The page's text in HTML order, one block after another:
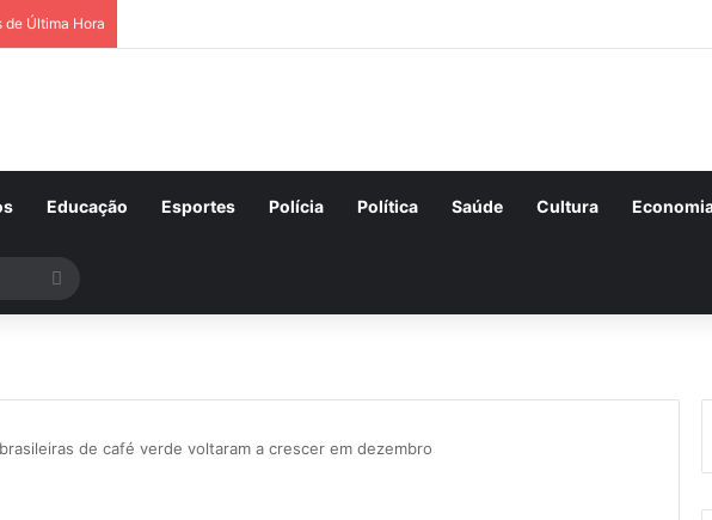
de Última Hora
Educação Esportes Polícia Política Saúde Cultura
Procurar
por
de café verde voltaram a crescer em dezembro